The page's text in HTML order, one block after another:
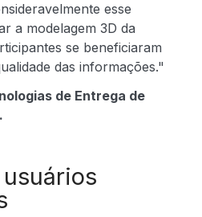
V
I
D
esse
a modelagem 3D da
se beneficiaram
das informações."
de Entrega de